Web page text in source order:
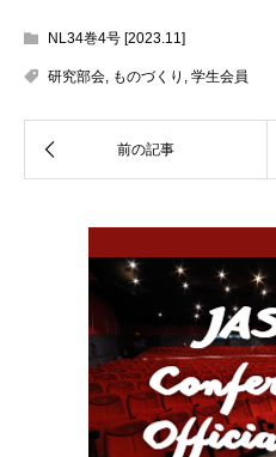
NL34巻4号 [2023.11]
研究部会, ものづくり , 学生会員